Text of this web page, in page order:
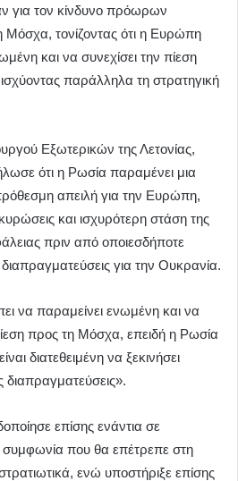
για τον κίνδυνο πρόωρων
τονίζοντας ότι η Ευρώπη
και να συνεχίσει την πίεση
παράλληλα τη στρατηγική
Εξωτερικών της Λετονίας,
ότι η Ρωσία παραμένει μια
απειλή για την Ευρώπη,
και ισχυρότερη στάση της
πριν από οποιεσδήποτε
διαπραγματεύσεις για την Ουκρανία.
να παραμείνει ενωμένη και να
προς τη Μόσχα, επειδή η Ρωσία
διατεθειμένη να ξεκινήσει
διαπραγματεύσεις».
επίσης ενάντια σε
που θα επέτρεπε στη
ενώ υποστήριξε επίσης